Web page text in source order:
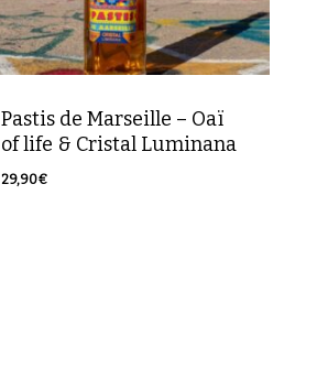
Pastis de Marseille – Oaï
of life & Cristal Luminana
29,90€